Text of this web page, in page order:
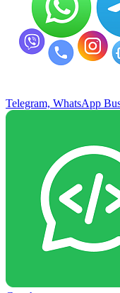
Telegram, WhatsApp